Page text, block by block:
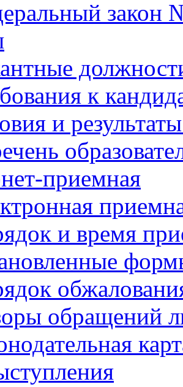
закон
к
и
приемная
и время
обращений